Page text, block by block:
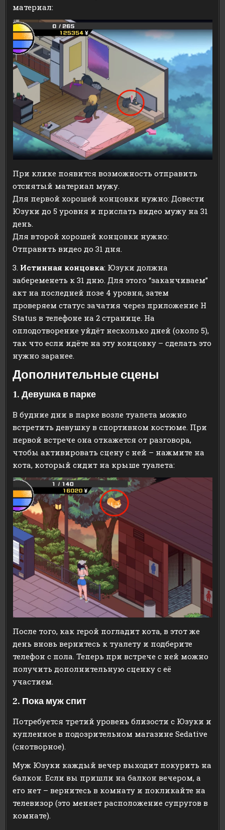
материал:
При клике появится возможность отправить
отснятый материал мужу.
Для первой хорошей концовки нужно: Довести
Юзуки до 5 уровня и прислать видео мужу на 31
день.
Для второй хорошей концовки нужно:
Отправить видео до 31 дня.
3. Истинная концовка: Юзуки должна
забеременеть к 31 дню. Для этого “заканчиваем”
акт на последней позе 4 уровня, затем
проверяем статус зачатия через приложение H
Status в телефоне на 2 странице. На
оплодотворение уйдёт несколько дней (около 5),
так что если идёте на эту концовку – сделать это
нужно заранее.
Дополнительные сцены
1. Девушка в парке
В будние дни в парке возле туалета можно
встретить девушку в спортивном костюме. При
первой встрече она откажется от разговора,
чтобы активировать сцену с ней – нажмите на
кота, который сидит на крыше туалета:
После того, как герой погладит кота, в этот же
день вновь вернитесь к туалету и подберите
телефон с пола. Теперь при встрече с ней можно
получить дополнительную сценку с её
участием.
2. Пока муж спит
Потребуется третий уровень близости с Юзуки и
купленное в подозрительном магазине Sedative
(снотворное).
Муж Юзуки каждый вечер выходит покурить на
балкон. Если вы пришли на балкон вечером, а
его нет – вернитесь в комнату и покликайте на
телевизор (это меняет расположение супругов в
комнате).